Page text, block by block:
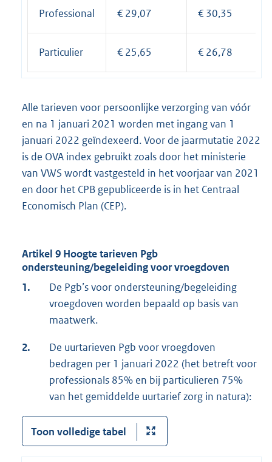
Professional € 29,07 € 30,35
Particulier € 25,65 € 26,78
Alle tarieven voor persoonlijke verzorging van vóór
en na 1 januari 2021 worden met ingang van 1
januari 2022 geïndexeerd. Voor de jaarmutatie 2022
is de OVA index gebruikt zoals door het ministerie
van VWS wordt vastgesteld in het voorjaar van 2021
en door het CPB gepubliceerde is in het Centraal
Economisch Plan (CEP).
Artikel 9 Hoogte tarieven Pgb
ondersteuning/begeleiding voor vroegdoven
1.
De Pgb’s voor ondersteuning/begeleiding
vroegdoven worden bepaald op basis van
maatwerk.
2.
De uurtarieven Pgb voor vroegdoven
bedragen per 1 januari 2022 (het betreft voor
professionals 85% en bij particulieren 75%
van het gemiddelde uurtarief zorg in natura):
Toon volledige tabel